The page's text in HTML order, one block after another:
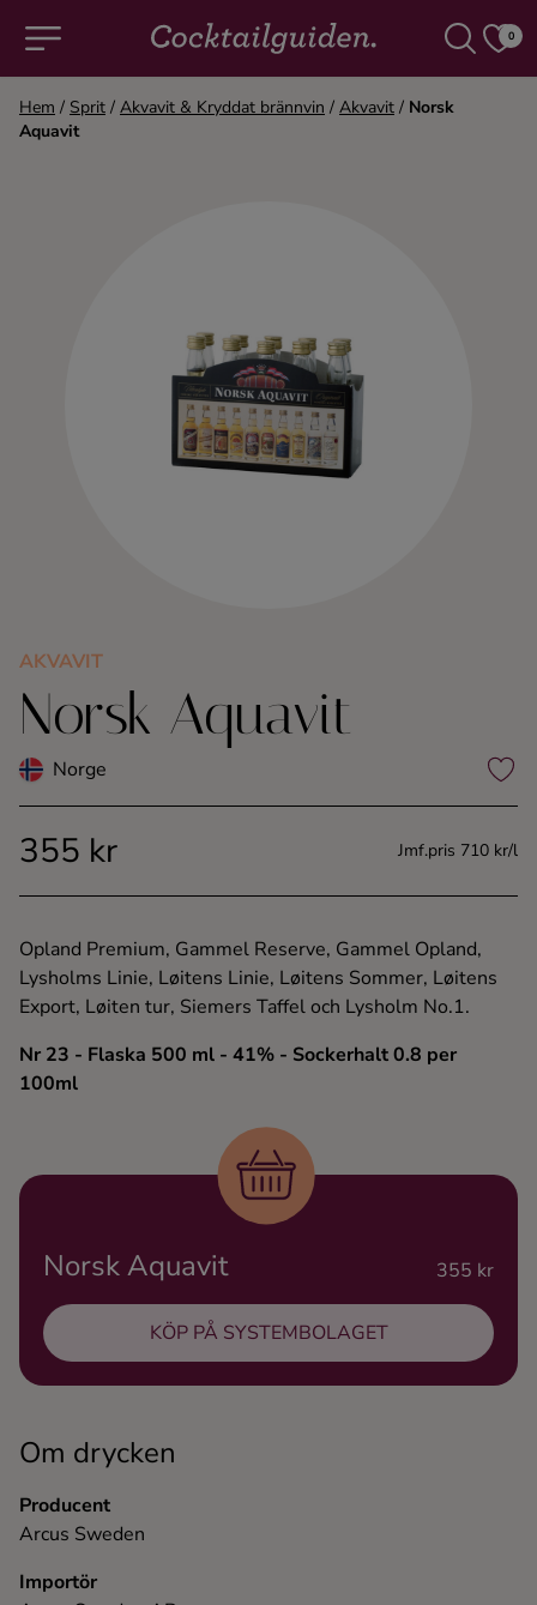
0
COCKTAILS & DRINKAR
Rom
Tequila
Vodka
Hem / Sprit / Akvavit & Kryddat brännvin / Akvavit / Norsk
Aquavit
AKVAVIT
Norsk Aquavit
Norge
355 kr Jmf.pris 710 kr/l
Opland Premium, Gammel Reserve, Gammel Opland,
Lysholms Linie, Løitens Linie, Løitens Sommer, Løitens
Export, Løiten tur, Siemers Taffel och Lysholm No.1.
Nr 23 - Flaska 500 ml - 41% - Sockerhalt 0.8 per
100ml
Om drycken
Producent
Arcus Sweden
Importör
Norsk Aquavit 355 kr
KÖP PÅ SYSTEMBOLAGET